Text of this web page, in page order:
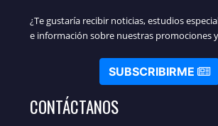
¿Te gustaría recibir noticias, estudios
e información sobre nuestras promociones
SUBSCRIBIRME
CONTÁCTANOS